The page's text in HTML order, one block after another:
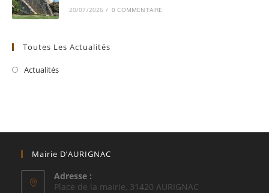
20/07/2026 / 0 COMMENTAIRE
Toutes Les Actualités
Actualités
Mairie D’AURIGNAC
Adresse :
Place de la mairie, 31420 AURIGNAC